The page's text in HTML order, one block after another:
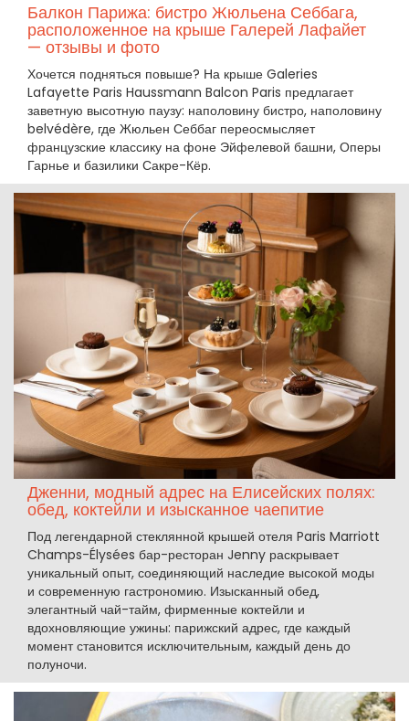
Балкон Парижа: бистро Жюльена Себбага,
расположенное на крыше Галерей Лафайет
— отзывы и фото
Хочется подняться повыше? На крыше Galeries
Lafayette Paris Haussmann Balcon Paris предлагает
заветную высотную паузу: наполовину бистро, наполовину
belvédère, где Жюльен Себбаг переосмысляет
французские классику на фоне Эйфелевой башни, Оперы
Гарнье и базилики Сакре-Кёр.
Дженни, модный адрес на Елисейских полях:
обед, коктейли и изысканное чаепитие
Под легендарной стеклянной крышей отеля Paris Marriott
Champs-Élysées бар-ресторан Jenny раскрывает
уникальный опыт, соединяющий наследие высокой моды
и современную гастрономию. Изысканный обед,
элегантный чай-тайм, фирменные коктейли и
вдохновляющие ужины: парижский адрес, где каждый
момент становится исключительным, каждый день до
полуночи.